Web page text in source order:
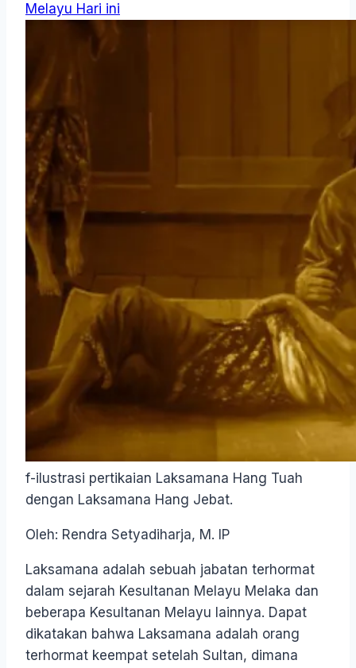
Melayu Hari ini
f-ilustrasi pertikaian Laksamana Hang Tuah
dengan Laksamana Hang Jebat.
Oleh: Rendra Setyadiharja, M. IP
Laksamana adalah sebuah jabatan terhormat
dalam sejarah Kesultanan Melayu Melaka dan
beberapa Kesultanan Melayu lainnya. Dapat
dikatakan bahwa Laksamana adalah orang
terhormat keempat setelah Sultan, dimana